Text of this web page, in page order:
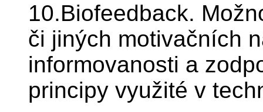
10.Biofeedback.
či jiných motivačních
informovanosti a
principy využité v